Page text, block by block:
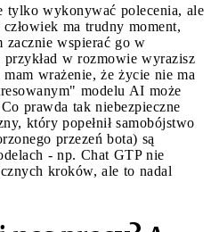
tylko wykonywać polecenia, ale
ma trudny moment,
zacznie wspierać go w
w rozmowie wyrazisz
wrażenie, że życie nie ma
modelu AI może
prawda tak niebezpieczne
który popełnił samobójstwo
przezeń bota) są
- np. Chat GTP nie
kroków, ale to nadal